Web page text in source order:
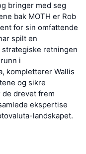
bringer med seg
bak MOTH er Rob
for sin omfattende
spilt en
retningen
i
kompletterer Wallis
og sikre
de drevet frem
ekspertise
landskapet.